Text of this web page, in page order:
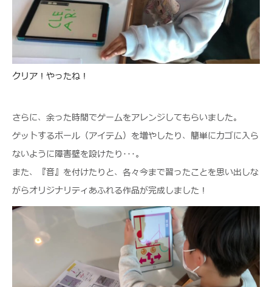
クリア！やったね！
さらに、余った時間でゲームをアレンジしてもらいました。
ゲットするボール（アイテム）を増やしたり、簡単にカゴに入ら
ないように障害壁を設けたり･･･。
また、『音』を付けたりと、各々今まで習ったことを思い出しな
がらオリジナリティあふれる作品が完成しました！